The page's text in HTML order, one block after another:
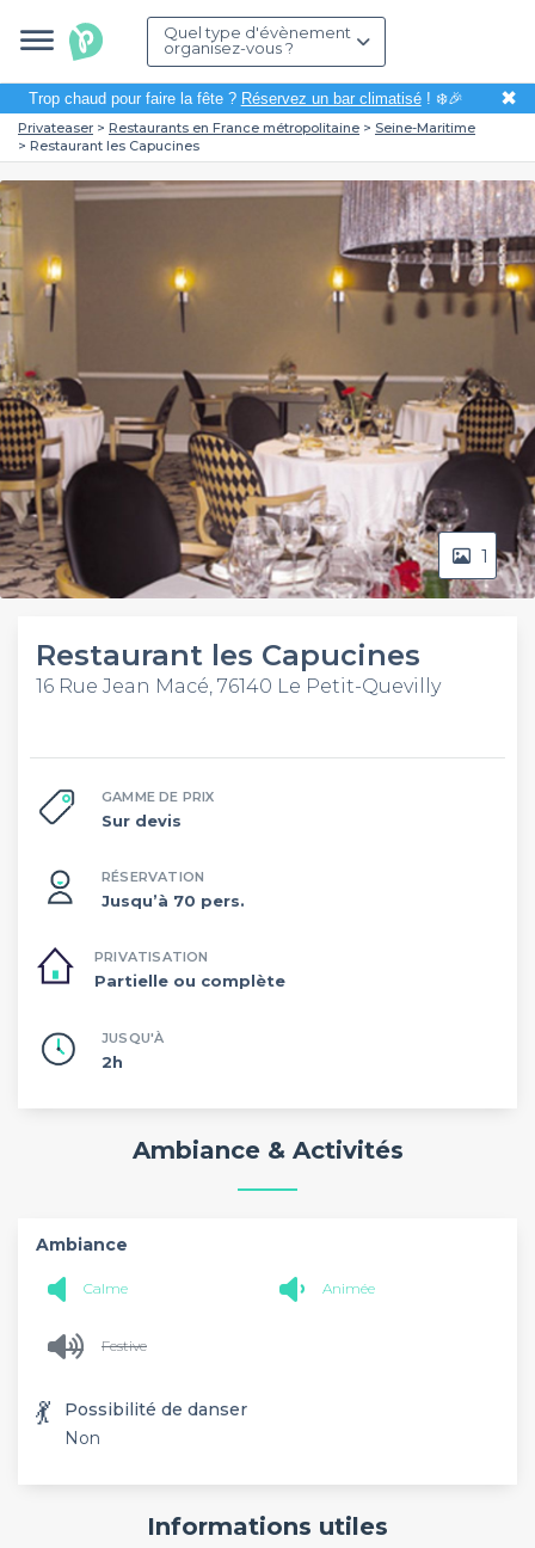
Quel type d'évènement
organisez-vous ?
Trop chaud pour faire la fête ? Réservez un bar climatisé! ❄️🎉 ✖
Privateaser Restaurants en France métropolitaine
Seine-Maritime
Restaurant les Capucines
1
Restaurant les Capucines
16 Rue Jean Macé, 76140 Le Petit-Quevilly
GAMME DE PRIX
Sur devis
RÉSERVATION
Jusqu’à 70 pers.
PRIVATISATION
Partielle ou complète
JUSQU'À
2h
Ambiance & Activités
Ambiance
Calme Animée
Festive
💃
Possibilité de danser
Non
Informations utiles